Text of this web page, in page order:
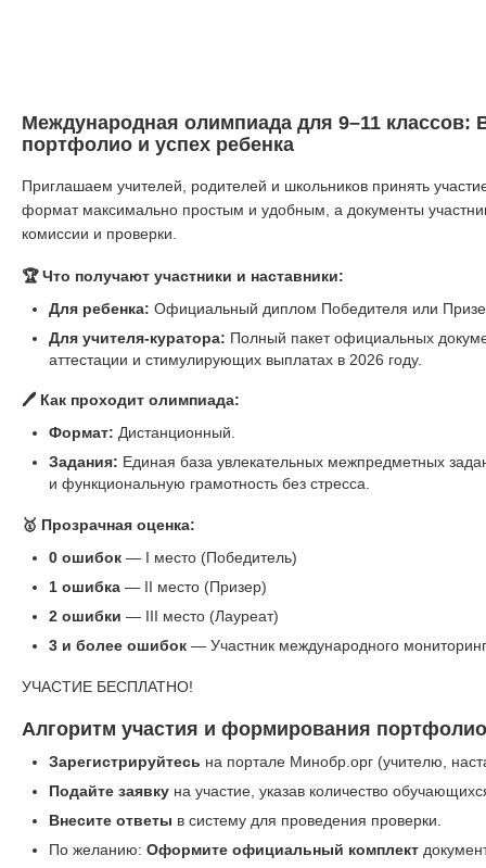
Международная олимпиада для 9–11 классов:
портфолио и успех ребенка
Приглашаем учителей, родителей и школьников принять
формат максимально простым и удобным, а документы
комиссии и проверки.
🏆 Что получают участники и наставники:
Для ребенка: Официальный диплом Победителя или
Для учителя-куратора: Полный пакет официальных
аттестации и стимулирующих выплатах в 2026 году.
🖊️ Как проходит олимпиада:
Формат: Дистанционный.
Задания: Единая база увлекательных межпредметных
и функциональную грамотность без стресса.
🥇 Прозрачная оценка:
0 ошибок— I место (Победитель)
1 ошибка— II место (Призер)
2 ошибки — III место (Лауреат)
3 и более ошибок— Участник международного
УЧАСТИЕ БЕСПЛАТНО!
Алгоритм участия и формирования
Зарегистрируйтесь на портале Минобр.орг (учителю,
Подайте заявкуна участие, указав количество
Внесите ответы в систему для проведения проверки.
По желанию: Оформите официальный комплект